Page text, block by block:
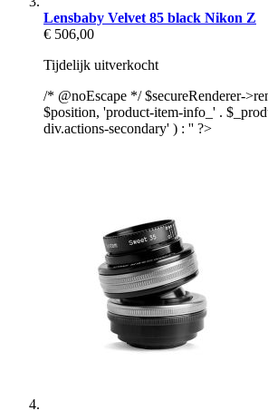
Lensbaby Velvet 85 black Nikon Z
€ 506,00
Tijdelijk uitverkocht
/* @noEscape */ $secureRenderer-
$position, 'product-item-info_' .
div.actions-secondary' ) : '' ?>